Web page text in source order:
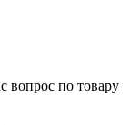
вопрос по товару